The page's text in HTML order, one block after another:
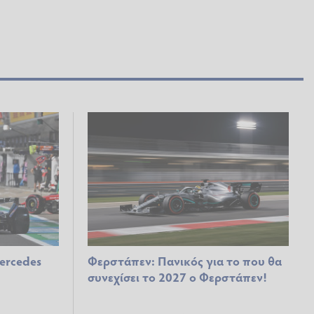
Φερστάπεν: Πανικός για το που θα
συνεχίσει το 2027 ο Φερστάπεν!